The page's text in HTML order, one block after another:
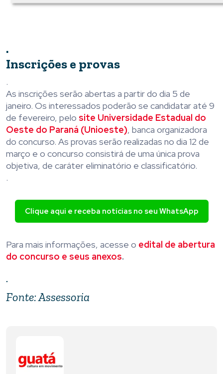
.
Inscrições e provas
.
As inscrições serão abertas a partir do dia 5 de
janeiro. Os interessados poderão se candidatar até 9
de fevereiro, pelo site Universidade Estadual do
Oeste do Paraná (Unioeste), banca organizadora
do concurso. As provas serão realizadas no dia 12 de
março e o concurso consistirá de uma única prova
objetiva, de caráter eliminatório e classificatório.
.
Clique aqui e receba notícias no seu WhatsApp
Para mais informações, acesse o edital de abertura
do concurso e seus anexos.
.
Fonte: Assessoria